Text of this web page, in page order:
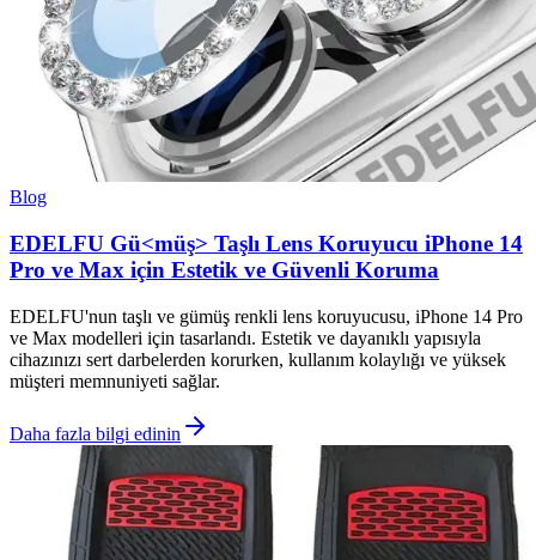
Blog
EDELFU Gü<müş> Taşlı Lens Koruyucu iPhone 14
Pro ve Max için Estetik ve Güvenli Koruma
EDELFU'nun taşlı ve gümüş renkli lens koruyucusu, iPhone 14 Pro
ve Max modelleri için tasarlandı. Estetik ve dayanıklı yapısıyla
cihazınızı sert darbelerden korurken, kullanım kolaylığı ve yüksek
müşteri memnuniyeti sağlar.
Daha fazla bilgi edinin